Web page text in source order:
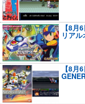
【8月
リア
【8月